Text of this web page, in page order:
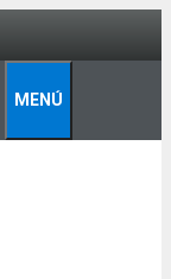
MENÚ